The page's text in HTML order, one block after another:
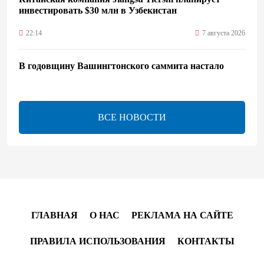
инвестировать $30 млн в Узбекистан
22:14 7 августа 2026
В годовщину Вашингтонского саммита настало
Минфин Азербайджана отчитался о работе,
проделанной в I полугодии
17:20 7 августа 2026
ВСЕ НОВОСТИ
ГЛАВНАЯ О НАС РЕКЛАМА НА САЙТЕ
ПРАВИЛА ИСПОЛЬЗОВАНИЯ КОНТАКТЫ